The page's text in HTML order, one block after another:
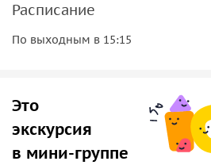
Расписание
По выходным в 15:15
Это
экскурсия
в мини-группе